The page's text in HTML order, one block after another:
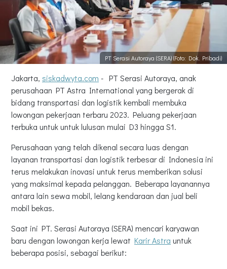
PT Serasi Autoraya (SERA) (Foto: Dok. Pribadi)
Jakarta, siskadwyta.com - PT Serasi Autoraya, anak
perusahaan PT Astra International yang bergerak di
bidang transportasi dan logistik kembali membuka
lowongan pekerjaan terbaru 2023. Peluang pekerjaan
terbuka untuk untuk lulusan mulai D3 hingga S1.
Perusahaan yang telah dikenal secara luas dengan
layanan transportasi dan logistik terbesar di Indonesia ini
terus melakukan inovasi untuk terus memberikan solusi
yang maksimal kepada pelanggan. Beberapa layanannya
antara lain sewa mobil, lelang kendaraan dan jual beli
mobil bekas.
Saat ini PT. Serasi Autoraya (SERA) mencari karyawan
baru dengan lowongan kerja lewat Karir Astra untuk
beberapa posisi, sebagai berikut: